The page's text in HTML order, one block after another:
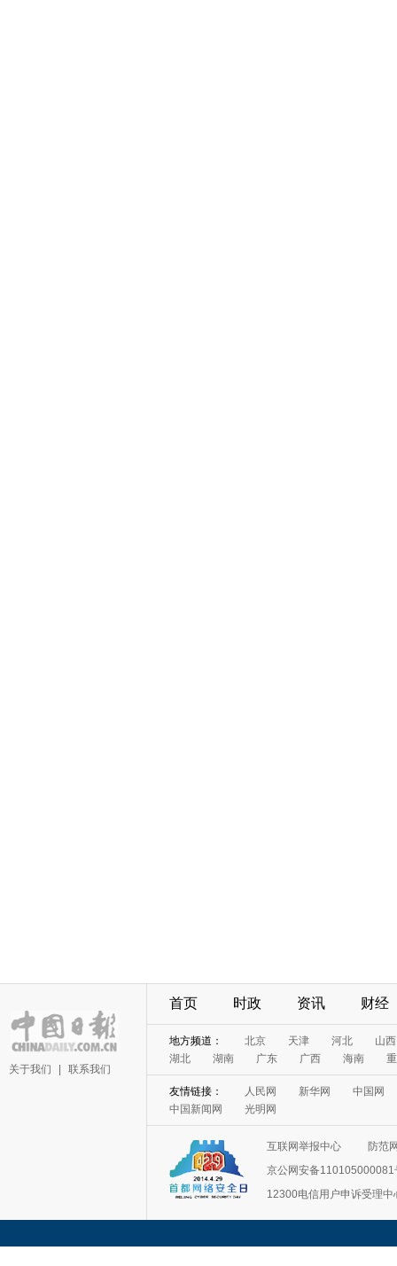
关于我们 联系我们
首页 时政 资讯 财经
地方频道： 北京 天津 河北
山西
湖北
湖南 广东 广西 海南
友情链接： 人民网 新华网
中国网
中国新闻网
光明网
互联网举报中心
防范
京公网安备110105000081
12300电信用户申诉受理中